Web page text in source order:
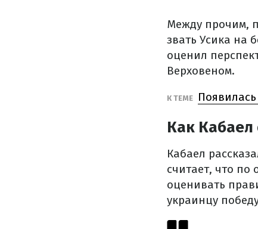
Между прочим,
звать Усика на
оценил
Верховеном.
К ТЕМЕ
Как Кабаел
Кабаел
считает, что
оценивать
украинцу